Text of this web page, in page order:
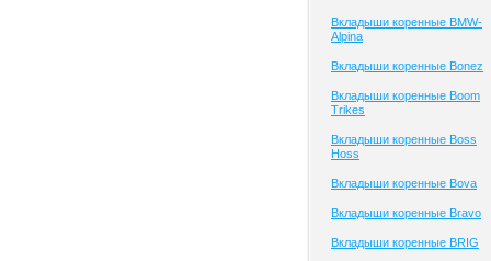
Вкладыши коренные BMW-
Alpina
Вкладыши коренные Bonez
Вкладыши коренные Boom
Trikes
Вкладыши коренные Boss
Hoss
Вкладыши коренные Bova
Вкладыши коренные Bravo
Вкладыши коренные BRIG